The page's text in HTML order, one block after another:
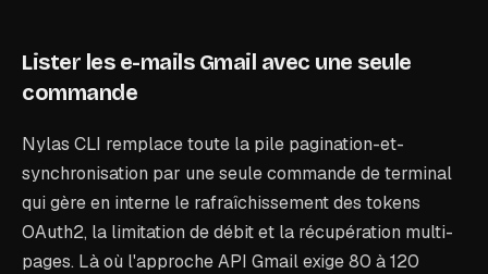
Lister les e-mails Gmail avec une seule
commande
Nylas CLI remplace toute la pile pagination-et-
synchronisation par une seule commande de terminal
qui gère en interne le rafraîchissement des tokens
OAuth2, la limitation de débit et la récupération multi-
pages. Là où l'approche API Gmail exige 80 à 120